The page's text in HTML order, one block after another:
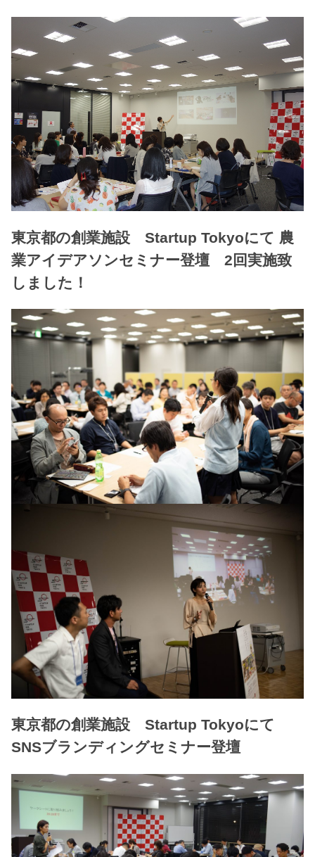
東京都の創業施設 Startup Tokyoにて 農
業アイデアソンセミナー登壇 2回実施致
しました！
東京都の創業施設 Startup Tokyoにて
SNSブランディングセミナー登壇